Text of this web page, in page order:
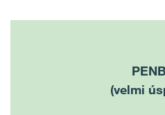
(velmi